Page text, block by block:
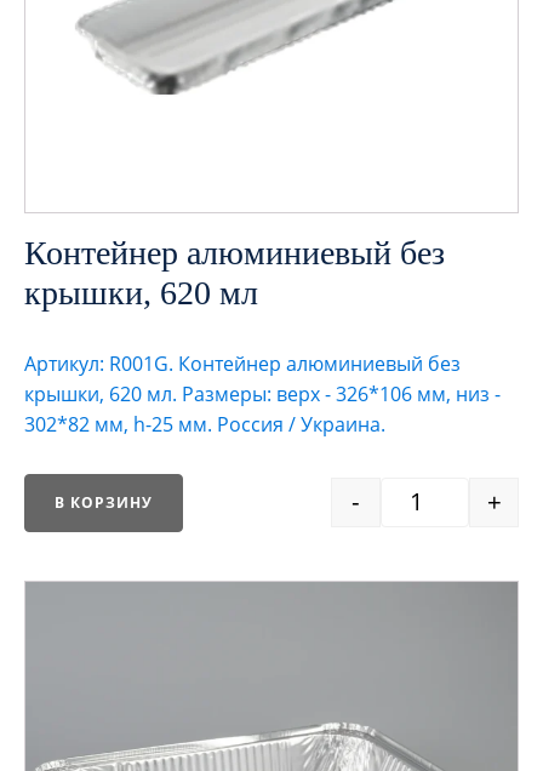
Контейнер алюминиевый без
крышки, 620 мл
Артикул: R001G. Контейнер алюминиевый без
крышки, 620 мл. Размеры: верх - 326*106 мм, низ -
302*82 мм, h-25 мм. Россия / Украина.
- +
В КОРЗИНУ